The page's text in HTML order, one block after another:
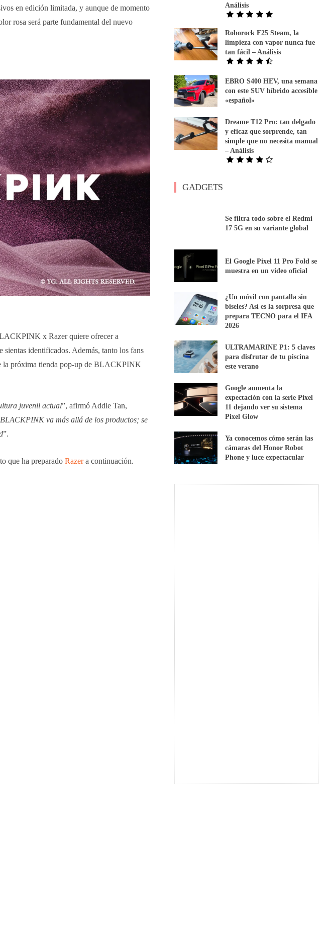
en edición limitada, y aunque de momento
rosa será parte fundamental del nuevo
x Razer quiere ofrecer a
identificados. Además, tanto los fans
la próxima tienda pop-up de BLACKPINK
juvenil actual”, afirmó Addie Tan,
va más allá de los productos; se
”.
que ha preparado Razera continuación.
Análisis
Roborock F25 Steam, la
limpieza con vapor nunca fue
tan fácil – Análisis
EBRO S400 HEV, una semana
con este SUV híbrido accesible
«español»
Dreame T12 Pro: tan delgado
y eficaz que sorprende, tan
simple que no necesita manual
– Análisis
GADGETS
Se filtra todo sobre el Redmi
17 5G en su variante global
El Google Pixel 11 Pro Fold se
muestra en un vídeo oficial
¿Un móvil con pantalla sin
biseles? Así es la sorpresa que
prepara TECNO para el IFA
2026
ULTRAMARINE P1: 5 claves
para disfrutar de tu piscina
este verano
Google aumenta la
expectación con la serie Pixel
11 dejando ver su sistema
Pixel Glow
Ya conocemos cómo serán las
cámaras del Honor Robot
Phone y luce expectacular